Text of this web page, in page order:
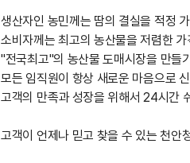
생산자인 농민께는 땀의 결실을 적정
소비자께는 최고의 농산물을 저렴한
"전국최고"의 농산물 도매시장을 만들
모든 임직원이 항상 새로운 마음으로
고객의 만족과 성장을 위해서 24시간
고객이 언제나 믿고 찾을 수 있는 천안